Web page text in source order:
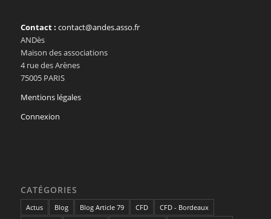
Contact : contact@andes.asso.fr
ANDès
Maison des associations
4 rue des Arènes
75005 PARIS
Mentions légales
Connexion
CATÉGORIES
Actus Blog Blog Article 79 CFD
CFD - Bordeaux